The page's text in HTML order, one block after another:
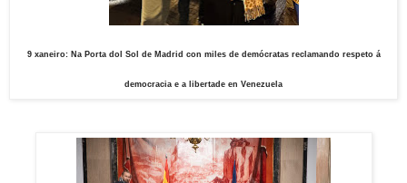
9 xaneiro: Na Porta dol Sol de Madrid con miles de demócratas reclamando respeto á
democracia e a libertade en Venezuela